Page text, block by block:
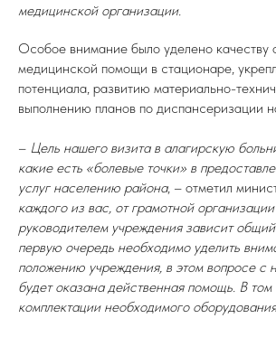
медицинской организации.
Особое внимание было уделено качеству
медицинской помощи в стационаре,
потенциала, развитию материально-
выполнению планов по диспансеризации
– Цель нашего визита в алагирскую
какие есть «болевые точки» в
услуг населению района, – отметил
каждого из вас, от грамотной
руководителем учреждения зависит общий
первую очередь необходимо уделить
положению учреждения, в этом вопросе с
будет оказана действенная помощь. В том
комплектации необходимого